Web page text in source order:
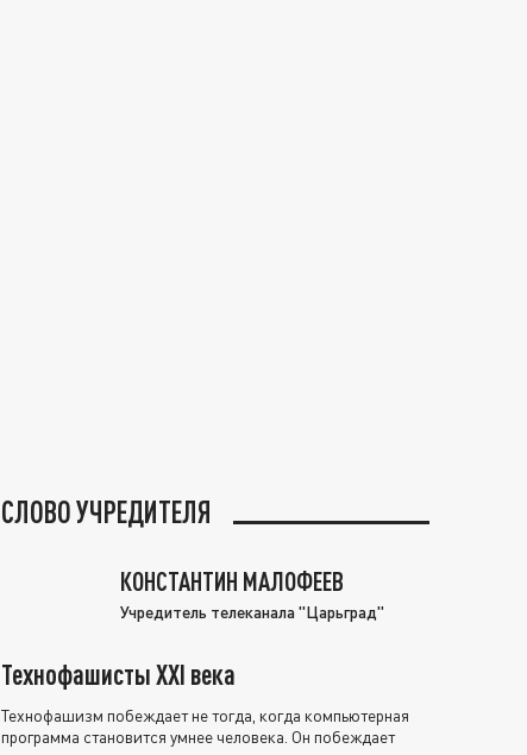
СЛОВО УЧРЕДИТЕЛЯ
КОНСТАНТИН МАЛОФЕЕВ
Учредитель телеканала "Царьград"
Технофашисты XXI века
Технофашизм побеждает не тогда, когда компьютерная
программа становится умнее человека. Он побеждает